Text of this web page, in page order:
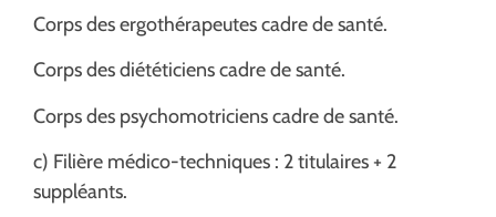
Corps des ergothérapeutes cadre de santé.
Corps des diététiciens cadre de santé.
Corps des psychomotriciens cadre de santé.
c) Filière médico-techniques : 2 titulaires + 2
suppléants.